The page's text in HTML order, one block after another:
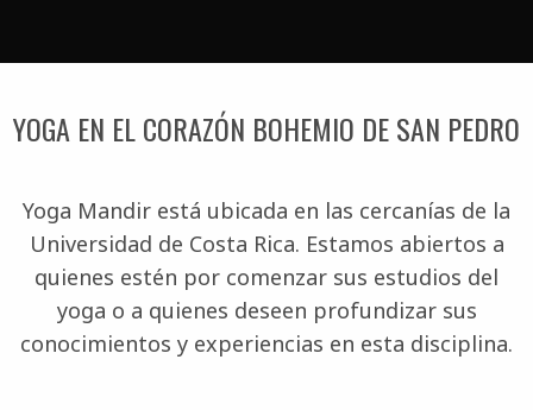
YOGA EN EL CORAZÓN BOHEMIO DE SAN PEDRO
Yoga Mandir está ubicada en las cercanías de la
Universidad de Costa Rica. Estamos abiertos a
quienes estén por comenzar sus estudios del
yoga o a quienes deseen profundizar sus
conocimientos y experiencias en esta disciplina.